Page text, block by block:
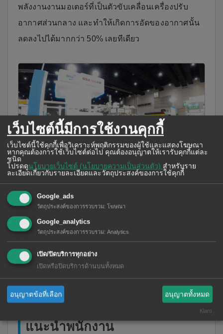
พลังงานงานมอเตอร์ที่เป็นตัวขับเคลื่อนเครื่องปรับ
อากาศส่วนกลาง และทำให้เกิดการอัดของอากาศนั้น
ลดลงไปได้มากกว่า 50% เลยทีเดียว
จัดแสดงสินค้าเครื่องจักรอุตสาหกรรมที่งาน
METALEX 2020
ดาวน์โหลดเอกสารสินค้าที่
เกี่ยวข้องได้ที่นี่
แนะนำพนักงาน
เว็บไซต์นี้มีการใช้งานคุกกี้
เว็บไซต์นี้ใช้คุกกี้เพื่อวิเคราะห์พฤติกรรมของผู้ใช้และแสดงโฆษณา
หากคุณต้องการใช้เว็บไซต์ต่อไป คุณต้องอนุญาตให้เรารับคุกกี้แต่ละ
ชนิด
โปรดดูนโยบายเว็บไซต์ (นโยบายความเป็นส่วนตัว) สำหรับราย
ละเอียดเกี่ยวกับรายละเอียดและวัตถุประสงค์ของการใช้คุกกี้
Google_ads
วัตถุประสงค์ของการรวบรวม: โฆษณา
Google_analytics
วัตถุประสงค์ของการรวบรวม: Analytics
เปิด/ปิดบริการทุกอย่าง
เปิดหรือปิดบริการด้านบนทั้งหมด
อนุญาตข้อที่เลือก อนุญาตทั้งหมด
Klaro